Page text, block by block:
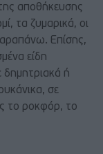
αποθήκευσης
τα ζυμαρικά, οι
Επίσης,
είδη
δημητριακά ή
σε
το ροκφόρ, το